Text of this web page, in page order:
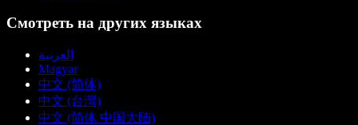
Смотреть на других языках
العربية
Magyar
中文 (简体)
中文 (台灣)
中文 (简体 中国大陆)